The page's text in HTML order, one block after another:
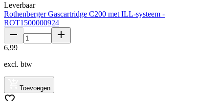
Leverbaar
Rothenberger Gascartridge C200 met ILL-systeem -
ROT1500000924
6,99
excl. btw
Toevoegen